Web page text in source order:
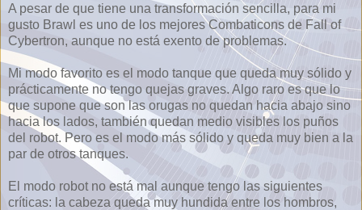
A pesar de que tiene una transformación sencilla, para mi
gusto Brawl es uno de los mejores Combaticons de Fall of
Cybertron, aunque no está exento de problemas.
Mi modo favorito es el modo tanque que queda muy sólido y
prácticamente no tengo quejas graves. Algo raro es que lo
que supone que son las orugas no quedan hacia abajo sino
hacia los lados, también quedan medio visibles los puños
del robot. Pero es el modo más sólido y queda muy bien a la
par de otros tanques.
El modo robot no está mal aunque tengo las siguientes
críticas: la cabeza queda muy hundida entre los hombros,